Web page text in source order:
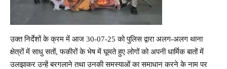
उक्त निर्देशों के क्रम में आज 30-07-25 को पुलिस द्वारा अलग-अलग थाना
क्षेत्रों में साधु सतों, फकीरों के भेष में घूमते हुए लोगों को अपनी धार्मिक बातों में
उलझाकर उन्हें बरगलाने तथा उनकी समस्याओं का समाधान करने के नाम पर